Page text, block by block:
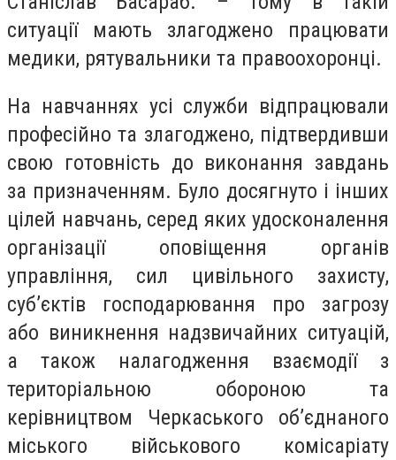
ситуації мають злагоджено працювати
медики, рятувальники та правоохоронці.
На навчаннях усі служби відпрацювали
професійно та злагоджено, підтвердивши
свою готовність до виконання завдань
за призначенням. Було досягнуто і інших
цілей навчань, серед яких удосконалення
організації оповіщення органів
управління, сил цивільного захисту,
суб’єктів господарювання про загрозу
або виникнення надзвичайних ситуацій,
а також налагодження взаємодії з
територіальною обороною та
керівництвом Черкаського об’єднаного
міського військового комісаріату